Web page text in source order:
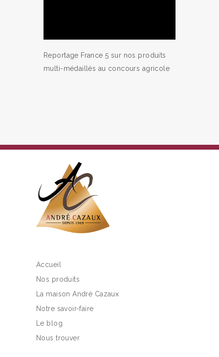
Reportage France 5 sur nos produits
multi-médaillés au concours agricole
Accueil
Nos produits
La maison André Cazaux
Notre savoir-faire
Le blog
Nous trouver